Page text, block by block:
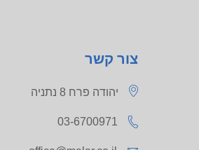
צור קשר
יהודה פרח 8 נתניה
03-6700971